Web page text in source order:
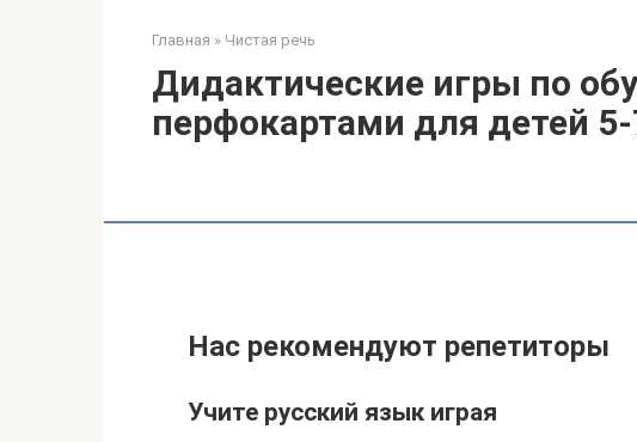
Главная » Чистая речь
Дидактические игры по
перфокартами для детей 5-
Нас рекомендуют репетиторы
Учите русский язык играя